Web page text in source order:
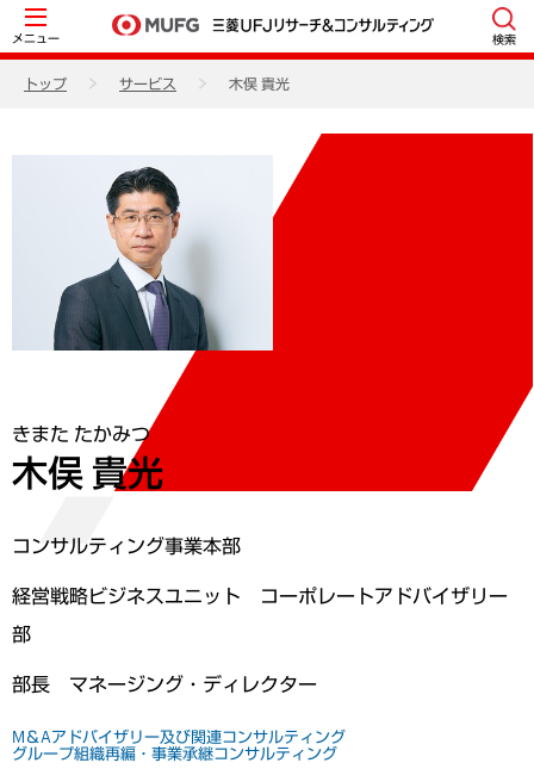
メニュー 検索
トップ サービス 木俣 貴光
きまた たかみつ
木俣 貴光
コンサルティング事業本部
経営戦略ビジネスユニット コーポレートアドバイザリー
部
部長 マネージング・ディレクター
M＆Aアドバイザリー及び関連コンサルティング
グループ組織再編・事業承継コンサルティング